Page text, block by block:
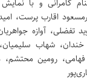
کامرانی و با
اقارب پرست،
تفضلی، آوازه
شهاب سلیمیان،
فهامی، رومین محتشم،